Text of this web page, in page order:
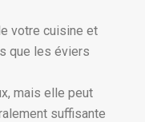
votre cuisine et
que les éviers
mais elle peut
suffisante